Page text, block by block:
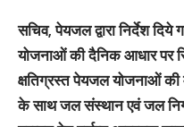
सचिव, पेयजल द्वारा निर्देश
योजनाओं की दैनिक आधार पर
क्षतिग्रस्त पेयजल योजनाओं
के साथ जल संस्थान एवं जल